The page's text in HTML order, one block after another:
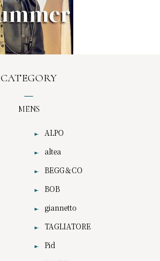
CATEGORY
MENS
ALPO
altea
BEGG＆CO
BOB
giannetto
TAGLIATORE
Pid